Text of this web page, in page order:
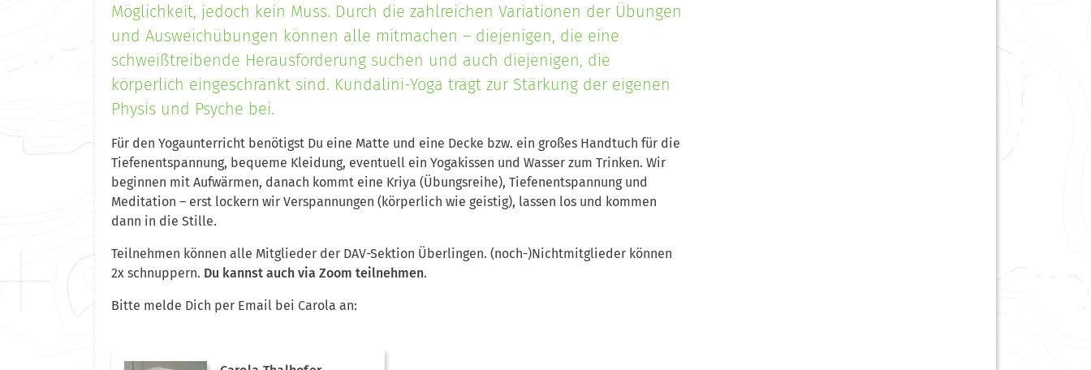
Möglichkeit, jedoch kein Muss. Durch die zahlreichen Variationen der Übungen
und Ausweichübungen können alle mitmachen – diejenigen, die eine
schweißtreibende Herausforderung suchen und auch diejenigen, die
körperlich eingeschränkt sind. Kundalini-Yoga trägt zur Stärkung der eigenen
Physis und Psyche bei.
Für den Yogaunterricht benötigst Du eine Matte und eine Decke bzw. ein großes Handtuch für die
Tiefenentspannung, bequeme Kleidung, eventuell ein Yogakissen und Wasser zum Trinken. Wir
beginnen mit Aufwärmen, danach kommt eine Kriya (Übungsreihe), Tiefenentspannung und
Meditation – erst lockern wir Verspannungen (körperlich wie geistig), lassen los und kommen
dann in die Stille.
Teilnehmen können alle Mitglieder der DAV-Sektion Überlingen. (noch-)Nichtmitglieder können
2x schnuppern. Du kannst auch via Zoom teilnehmen.
Bitte melde Dich per Email bei Carola an: